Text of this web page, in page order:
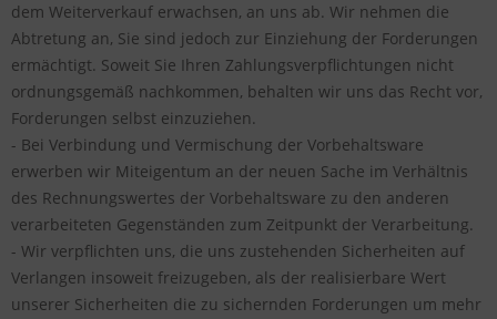
dem Weiterverkauf erwachsen, an uns ab. Wir nehmen die
Abtretung an, Sie sind jedoch zur Einziehung der Forderungen
ermächtigt. Soweit Sie Ihren Zahlungsverpflichtungen nicht
ordnungsgemäß nachkommen, behalten wir uns das Recht vor,
Forderungen selbst einzuziehen.
- Bei Verbindung und Vermischung der Vorbehaltsware
erwerben wir Miteigentum an der neuen Sache im Verhältnis
des Rechnungswertes der Vorbehaltsware zu den anderen
verarbeiteten Gegenständen zum Zeitpunkt der Verarbeitung.
- Wir verpflichten uns, die uns zustehenden Sicherheiten auf
Verlangen insoweit freizugeben, als der realisierbare Wert
unserer Sicherheiten die zu sichernden Forderungen um mehr